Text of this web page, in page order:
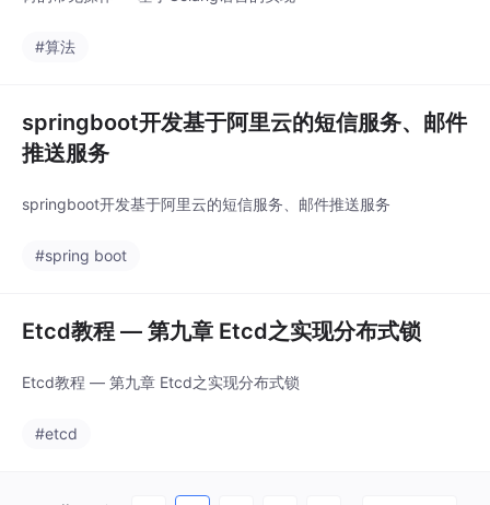
#算法
springboot开发基于阿里云的短信服务、邮件
推送服务
springboot开发基于阿里云的短信服务、邮件推送服务
#spring boot
Etcd教程 — 第九章 Etcd之实现分布式锁
Etcd教程 — 第九章 Etcd之实现分布式锁
#etcd